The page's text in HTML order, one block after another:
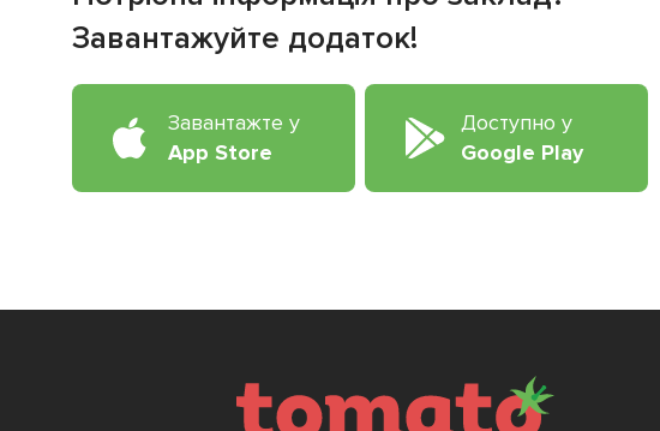
Завантажуйте додаток!
Завантажте у
App Store
Доступно у
Google Play